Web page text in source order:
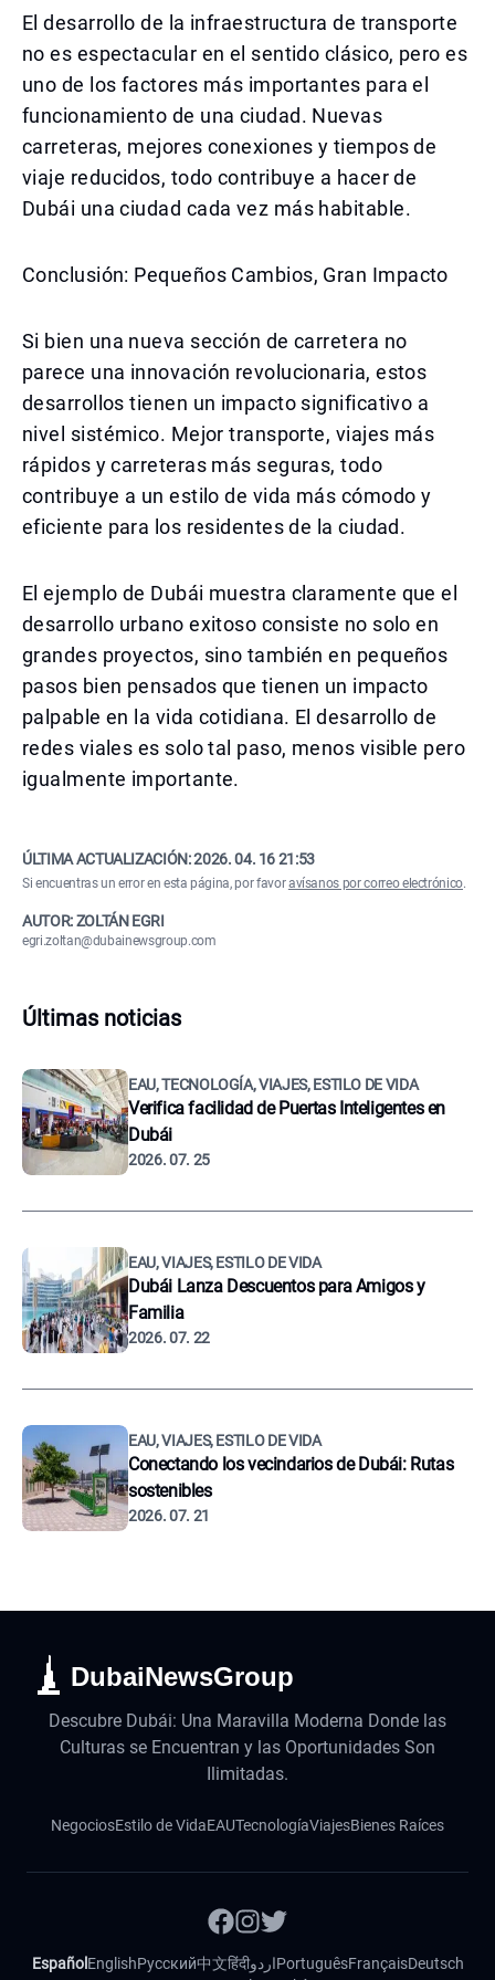
El desarrollo de la infraestructura de transporte
no es espectacular en el sentido clásico, pero es
uno de los factores más importantes para el
funcionamiento de una ciudad. Nuevas
carreteras, mejores conexiones y tiempos de
viaje reducidos, todo contribuye a hacer de
Dubái una ciudad cada vez más habitable.
Conclusión: Pequeños Cambios, Gran Impacto
Si bien una nueva sección de carretera no
parece una innovación revolucionaria, estos
desarrollos tienen un impacto significativo a
nivel sistémico. Mejor transporte, viajes más
rápidos y carreteras más seguras, todo
contribuye a un estilo de vida más cómodo y
eficiente para los residentes de la ciudad.
El ejemplo de Dubái muestra claramente que el
desarrollo urbano exitoso consiste no solo en
grandes proyectos, sino también en pequeños
pasos bien pensados que tienen un impacto
palpable en la vida cotidiana. El desarrollo de
redes viales es solo tal paso, menos visible pero
igualmente importante.
ÚLTIMA ACTUALIZACIÓN:2026. 04. 16 21:53
Si encuentras un error en esta página, por favoravísanos por correo electrónico.
AUTOR: ZOLTÁN EGRI
egri.zoltan@dubainewsgroup.com
Últimas noticias
EAU, TECNOLOGÍA, VIAJES, ESTILO DE VIDA
Verifica facilidad de Puertas Inteligentes en
Dubái
2026. 07. 25
EAU, VIAJES, ESTILO DE VIDA
Dubái Lanza Descuentos para Amigos y
Familia
2026. 07. 22
EAU, VIAJES, ESTILO DE VIDA
Conectando los vecindarios de Dubái: Rutas
sostenibles
2026. 07. 21
DubaiNewsGroup
Descubre Dubái: Una Maravilla Moderna Donde las
Culturas se Encuentran y las Oportunidades Son
Ilimitadas.
NegociosEstilo de VidaEAUTecnologíaViajesBienes Raíces
Español EnglishРусский中文हिंदीاردوPortuguêsFrançaisDeutsch